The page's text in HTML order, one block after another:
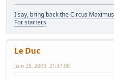
I say, bring back the Circus Maximus
For starters
Le Duc
Juin 25, 2009, 21:37:08